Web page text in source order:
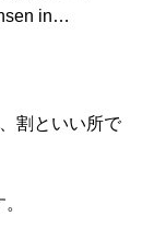
in…
割といい所で